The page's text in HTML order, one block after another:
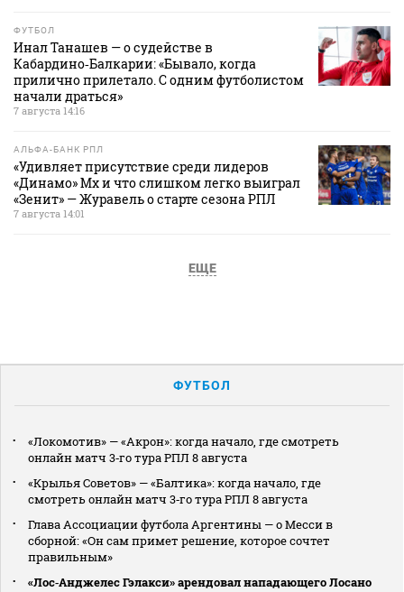
ФУТБОЛ
Инал Танашев — о судействе в
Кабардино‑Балкарии: «Бывало, когда
прилично прилетало. С одним футболистом
начали драться»
7 августа 14:16
АЛЬФА-БАНК РПЛ
«Удивляет присутствие среди лидеров
«Динамо» Мх и что слишком легко выиграл
«Зенит» — Журавель о старте сезона РПЛ
7 августа 14:01
ЕЩЕ
ФУТБОЛ
«Локомотив» — «Акрон»: когда начало, где смотреть
онлайн матч 3‑го тура РПЛ 8 августа
«Крылья Советов» — «Балтика»: когда начало, где
смотреть онлайн матч 3‑го тура РПЛ 8 августа
Глава Ассоциации футбола Аргентины — о Месси в
сборной: «Он сам примет решение, которое сочтет
правильным»
«Лос‑Анджелес Гэлакси» арендовал нападающего Лосано